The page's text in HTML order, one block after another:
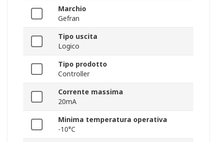
Marchio
Gefran
Tipo uscita
Logico
Tipo prodotto
Controller
Corrente massima
20mA
Minima temperatura operativa
-10°C